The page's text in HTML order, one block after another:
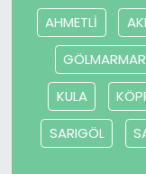
AHMETLİ
KULA
SARIGÖL